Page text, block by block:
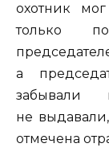
охотник
только
а
забывали
не
отмечена